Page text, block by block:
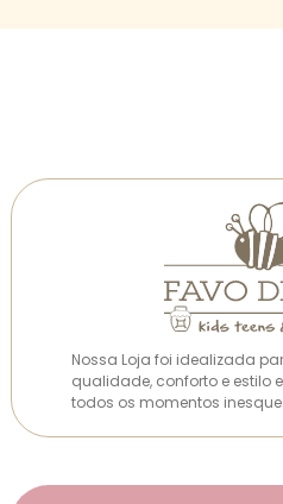
Nossa Loja foi idealizada
qualidade, conforto e estilo
todos os momentos